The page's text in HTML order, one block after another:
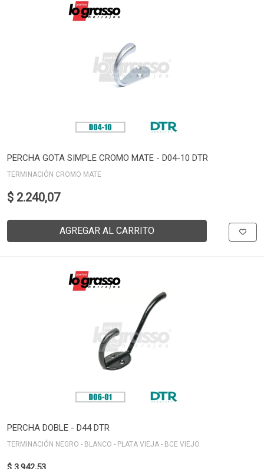
PERCHA GOTA SIMPLE CROMO MATE - D04-10 DTR
TERMINACIÓN CROMO MATE
$ 2.240,07
AGREGAR AL CARRITO
PERCHA DOBLE - D44 DTR
TERMINACIÓN NEGRO - BLANCO - PLATA VIEJA - BCE VIEJO